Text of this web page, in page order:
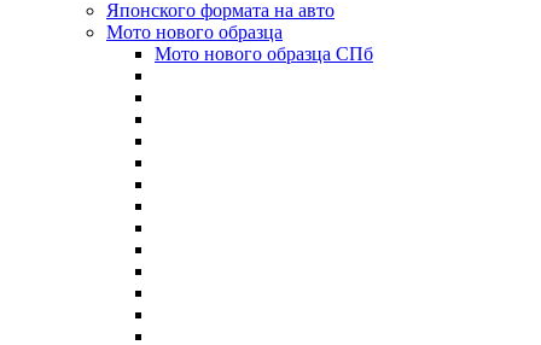
Японского формата на авто
Мото нового образца
Мото нового образца СПб